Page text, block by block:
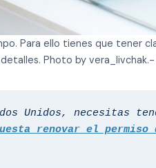
Para ello tienes que tener
Photo by vera_livchak.-
Unidos, necesitas
renovar el